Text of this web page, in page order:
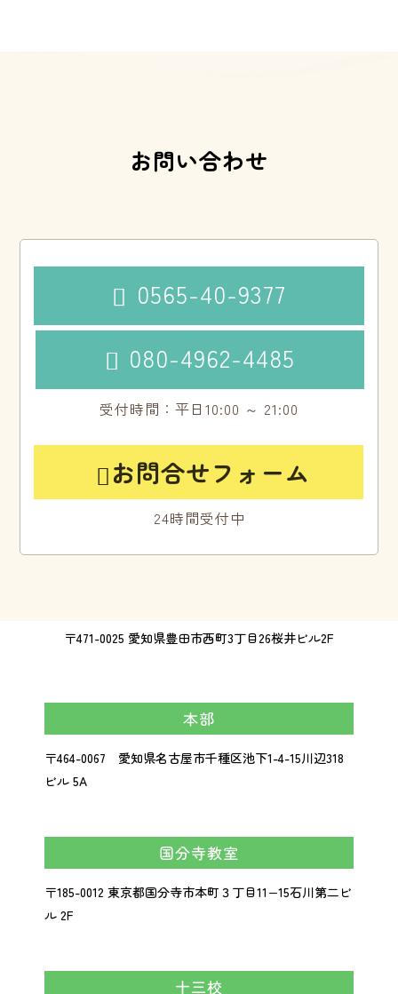
お問い合わせ
 0565-40-9377
 080-4962-4485
受付時間：平日10:00 ～ 21:00
 お問合せフォーム
24時間受付中
〒471-0025 愛知県豊田市西町3丁目26桜井ビル2F
本部
〒464-0067 愛知県名古屋市千種区池下1-4-15川辺318
ビル 5A
国分寺教室
〒185-0012 東京都国分寺市本町３丁目11−15石川第二ビ
ル 2F
十三校